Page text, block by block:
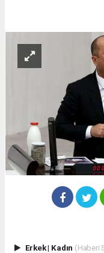
Erkek| Kadın (Haberi